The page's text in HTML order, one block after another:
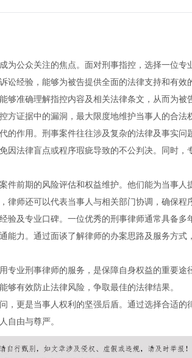
为公众关注的焦点。面对刑事指控，选择一位专
经验，能够为被告提供全面的法律支持和有效
够准确理解指控内容及相关法律条文，从而为被
证据中的漏洞，最大限度地维护当事人的合法
的作用。刑事案件往往涉及复杂的法律及事实问
因法律盲点或程序瑕疵导致的不公判决。同时，
件前期的风险评估和权益维护。他们能为当事人
师还可以代表当事人与相关部门协调，确保程
验及专业口碑。一位优秀的刑事律师通常具备多
能力。通过面谈了解律师的办案思路及服务方式
专业刑事律师的服务，是保障自身权益的重要途
有效防止法律风险，争取最佳的法律结果。
，更是当事人权利的坚强后盾。通过选择合适的
自由与尊严。